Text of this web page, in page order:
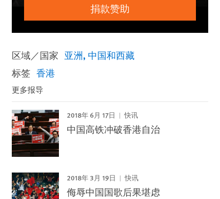
捐款赞助
区域／国家 亚洲 中国和西藏
标签 香港
更多报导
2018年 6月 17日 快讯
中国高铁冲破香港自治
2018年 3月 19日 快讯
侮辱中国国歌后果堪虑